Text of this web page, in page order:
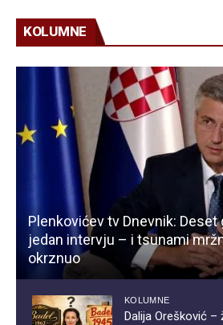
KOLUMNE
Plenkovićev tv Dnevnik: Deset
jedan intervju – i tsunami
okrznuo
KOLUMNE
Dalija Orešković –